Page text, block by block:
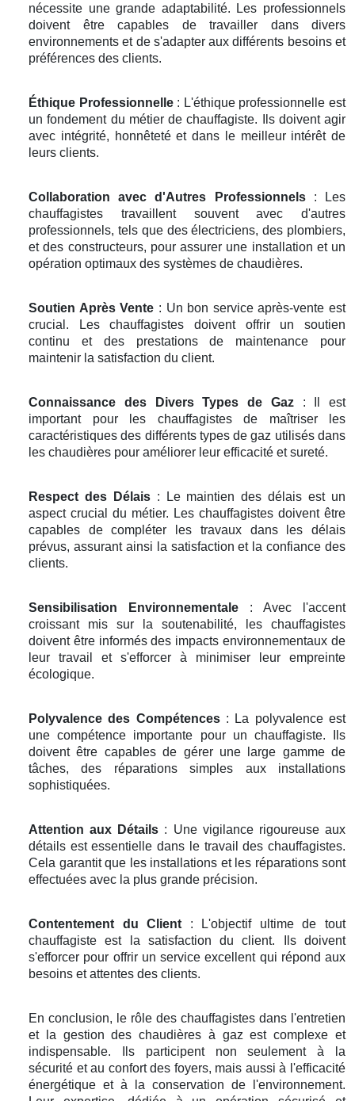
nécessite une grande adaptabilité. Les professionnels
doivent être capables de travailler dans divers
environnements et de s'adapter aux différents besoins et
préférences des clients.
Éthique Professionnelle: L'éthique professionnelle est
un fondement du métier de chauffagiste. Ils doivent agir
avec intégrité, honnêteté et dans le meilleur intérêt de
leurs clients.
Collaboration avec d'Autres Professionnels: Les
chauffagistes travaillent souvent avec d'autres
professionnels, tels que des électriciens, des plombiers,
et des constructeurs, pour assurer une installation et un
opération optimaux des systèmes de chaudières.
Soutien Après Vente : Un bon service après-vente est
crucial. Les chauffagistes doivent offrir un soutien
continu et des prestations de maintenance pour
maintenir la satisfaction du client.
Connaissance des Divers Types de Gaz: Il est
important pour les chauffagistes de maîtriser les
caractéristiques des différents types de gaz utilisés dans
les chaudières pour améliorer leur efficacité et sureté.
Respect des Délais: Le maintien des délais est un
aspect crucial du métier. Les chauffagistes doivent être
capables de compléter les travaux dans les délais
prévus, assurant ainsi la satisfaction et la confiance des
clients.
Sensibilisation Environnementale : Avec l'accent
croissant mis sur la soutenabilité, les chauffagistes
doivent être informés des impacts environnementaux de
leur travail et s'efforcer à minimiser leur empreinte
écologique.
Polyvalence des Compétences: La polyvalence est
une compétence importante pour un chauffagiste. Ils
doivent être capables de gérer une large gamme de
tâches, des réparations simples aux installations
sophistiquées.
Attention aux Détails : Une vigilance rigoureuse aux
détails est essentielle dans le travail des chauffagistes.
Cela garantit que les installations et les réparations sont
effectuées avec la plus grande précision.
Contentement du Client: L'objectif ultime de tout
chauffagiste est la satisfaction du client. Ils doivent
s'efforcer pour offrir un service excellent qui répond aux
besoins et attentes des clients.
En conclusion, le rôle des chauffagistes dans l'entretien
et la gestion des chaudières à gaz est complexe et
indispensable. Ils participent non seulement à la
sécurité et au confort des foyers, mais aussi à l'efficacité
énergétique et à la conservation de l'environnement.